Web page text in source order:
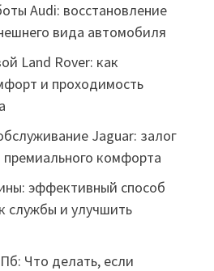
Audi: восстановление
вида автомобиля
Land Rover: как
и проходимость
Jaguar: залог
комфорта
эффективный способ
службы и улучшить
Что делать, если